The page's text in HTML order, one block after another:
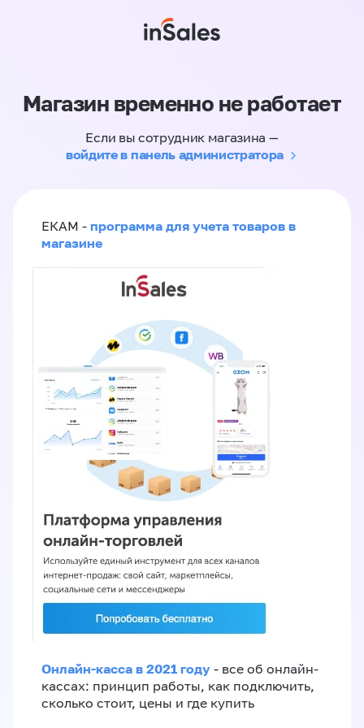
Магазин временно не работает
Если вы сотрудник магазина —
войдите в панель администратора
ЕКАМ - программа для учета товаров в
магазине
Онлайн-касса в 2021 году - все об онлайн-
кассах: принцип работы, как подключить,
сколько стоит, цены и где купить